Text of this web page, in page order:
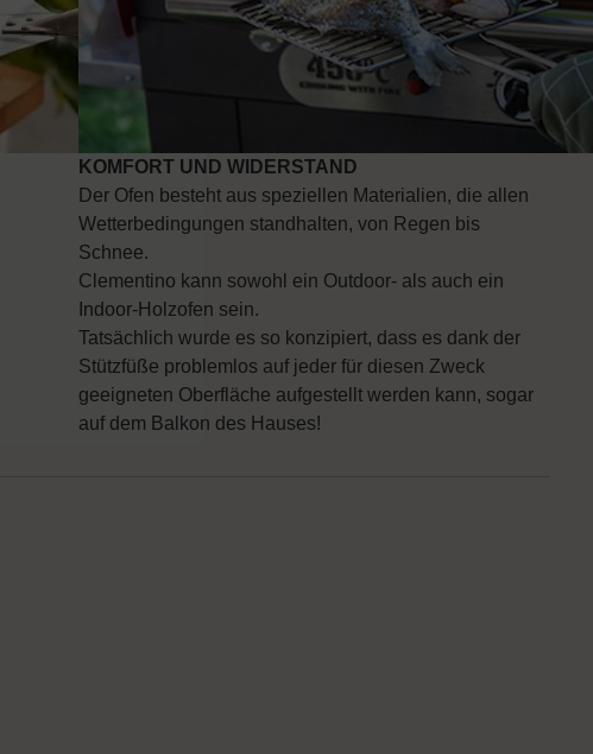
KOMFORT UND WIDERSTAND
Der Ofen besteht aus speziellen Materialien, die allen
Wetterbedingungen standhalten, von Regen bis
Schnee.
Clementino kann sowohl ein Outdoor- als auch ein
Indoor-Holzofen sein.
Tatsächlich wurde es so konzipiert, dass es dank der
Stützfüße problemlos auf jeder für diesen Zweck
geeigneten Oberfläche aufgestellt werden kann, sogar
auf dem Balkon des Hauses!